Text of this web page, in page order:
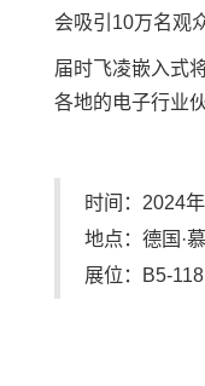
会吸引10万名观
届时飞凌嵌入式
各地的电子行业
时间：2024
地点：德国·
展位：B5-118